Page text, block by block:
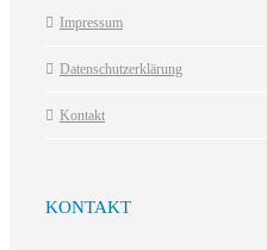
Impressum
Datenschutzerklärung
Kontakt
KONTAKT